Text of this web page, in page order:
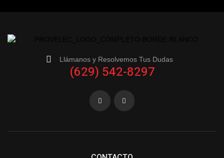
Llámanos y Resolvemos Tus Dudas
(629) 542-8297